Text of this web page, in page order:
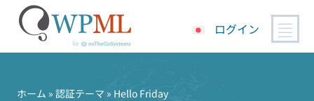
ログイン
ホーム » 認証テーマ » Hello Friday